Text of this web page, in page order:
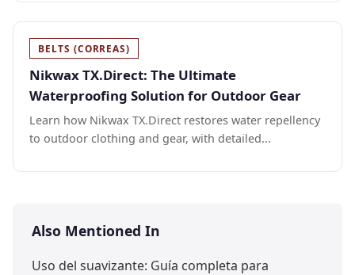
BELTS (CORREAS)
Nikwax TX.Direct: The Ultimate
Waterproofing Solution for Outdoor Gear
Learn how Nikwax TX.Direct restores water repellency
to outdoor clothing and gear, with detailed...
Also Mentioned In
Uso del suavizante: Guía completa para